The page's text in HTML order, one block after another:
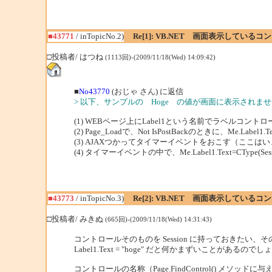
■43771 / inTopicNo.2) Re[1]: VB.NET 画面表示しているコ
□投稿者/ はつね (1113回)-(2009/11/18(Wed) 14:09:42)
■No43770 (おじゃ さん) に返信
> 以下、サンプルの Hoge の値が画面に表示されま
(1) WEBページ上にLabel1という名前でラベルコントロ
(2) Page_Loadで、Not IsPostBackのときに、
(3) AJAXつかってタイマーイベントをおこす（ここは
(4) タイマーイベントの中で、
■43773 / inTopicNo.3) Re[2]: VB.NET 画面表示しているコ
□投稿者/ みきぬ (665回)-(2009/11/18(Wed) 14:31:43)
コントロールそのものを Session に持っておきたい、
Label1.Text = "hoge" だと何かまずいことがあるのでし
コントロールの名称（Page.FindControl() メソッドに